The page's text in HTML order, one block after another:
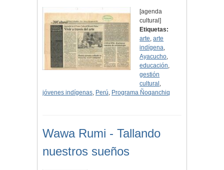
[agenda
cultural]
Etiquetas:
arte,arte
indígena,
Ayacucho,
educación,
gestión
cultural ,
jóvenes indígenas, Perú, Programa Ñoqanchiq
Wawa Rumi - Tallando
nuestros sueños